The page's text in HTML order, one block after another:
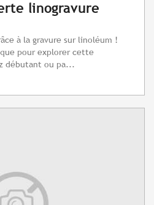
linogravure
à la gravure sur linoléum !
pour explorer cette
débutant ou pa...